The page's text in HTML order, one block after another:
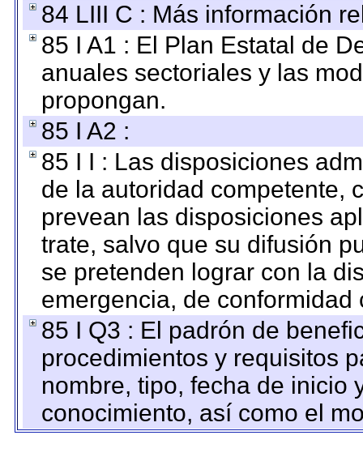
84 LIII C : Más información
85 I A1 : El Plan Estatal de
anuales sectoriales y las
propongan.
85 I A2 :
85 I I : Las disposiciones
de la autoridad competente,
prevean las disposiciones
trate, salvo que su difusión
se pretenden lograr con la
emergencia, de
85 I Q3 : El padrón de
procedimientos y requisitos
nombre, tipo, fecha de inicio
conocimiento, así como el